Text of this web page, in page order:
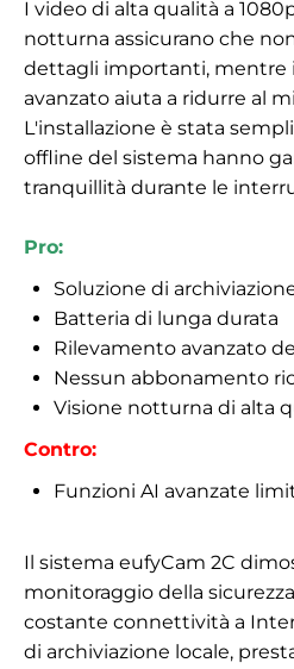
I video di alta qualità a
notturna assicurano che
dettagli importanti, mentre
avanzato aiuta a ridurre al
L'installazione è stata
offline del sistema hanno
tranquillità durante le
Pro:
Soluzione di
Batteria di lunga durata
Rilevamento avanzato
Nessun abbonamento
Visione notturna di alta
Contro:
Funzioni AI avanzate
Il sistema eufyCam 2C
monitoraggio della
costante connettività a
di archiviazione locale,